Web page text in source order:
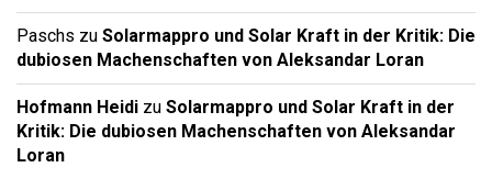
Paschs zu Solarmappro und Solar Kraft in der Kritik: Die
dubiosen Machenschaften von Aleksandar Loran
Hofmann Heidi zu Solarmappro und Solar Kraft in der
Kritik: Die dubiosen Machenschaften von Aleksandar
Loran